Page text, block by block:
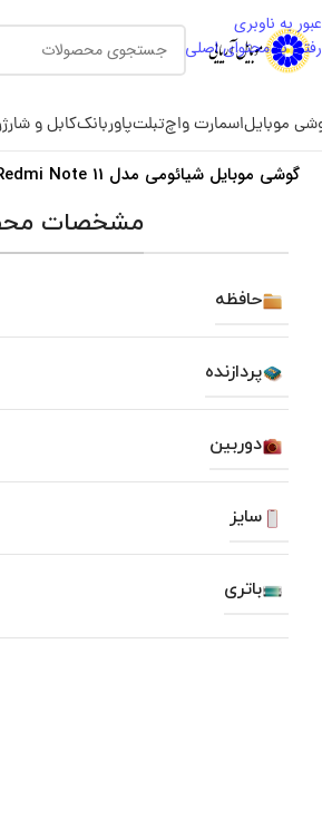
عبور به ناوبری
رفتن به محتوای اصلی
موبایلاسمارت واچتبلتپاوربانککابل و
گوشی موبایل شیائومی مدل Redmi Note 11 دو سیم‌ کارت ظرفیت 128 گیگابایت و رم 6 گیگابایت
مشخصات
حافظه
پردازنده
دوربین
سایز
باتری